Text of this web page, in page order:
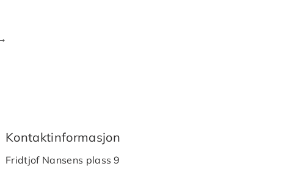
Kontaktinformasjon
Fridtjof Nansens plass 9